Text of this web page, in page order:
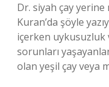
Dr. siyah çay
Kuran’da şöyle
içerken uykusuzluk
sorunları
olan yeşil çay veya